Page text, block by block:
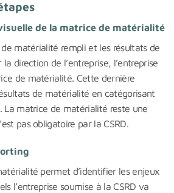
de la matrice de matérialité
matérialité rempli et les résultats de
direction de l’entreprise, l’entreprise
de matérialité. Cette dernière
de matérialité en catégorisant
La matrice de matérialité reste une
pas obligatoire par la CSRD.
permet d’identifier les enjeux
l’entreprise soumise à la CSRD va